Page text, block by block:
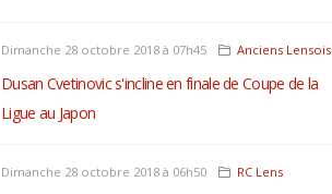
Dimanche 28 octobre 2018 à 07h45 Anciens Lensois
Dusan Cvetinovic s'incline en finale de Coupe de la
Ligue au Japon
Dimanche 28 octobre 2018 à 06h50 RC Lens